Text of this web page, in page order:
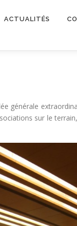
ACTUALITÉS
générale
sur le